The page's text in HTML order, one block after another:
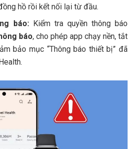
hồ rồi kết nối lại từ đầu.
báo:Kiểm tra quyền thông báo
báo, cho phép app chạy nền, tắt
bảo mục “Thông báo thiết bị” đã